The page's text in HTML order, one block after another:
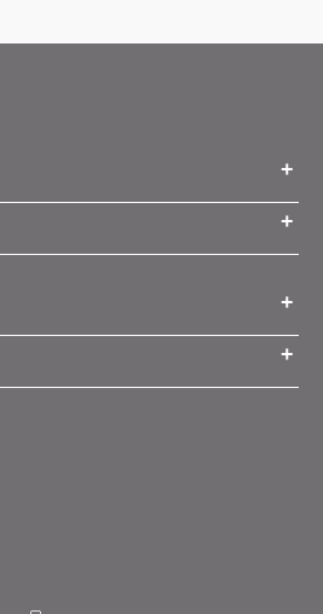
ーメーション（DX）
ービス職
用